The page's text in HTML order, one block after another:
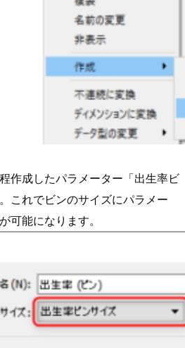
作成したパラメーター「出生率ビ
これでビンのサイズにパラメー
可能になります。